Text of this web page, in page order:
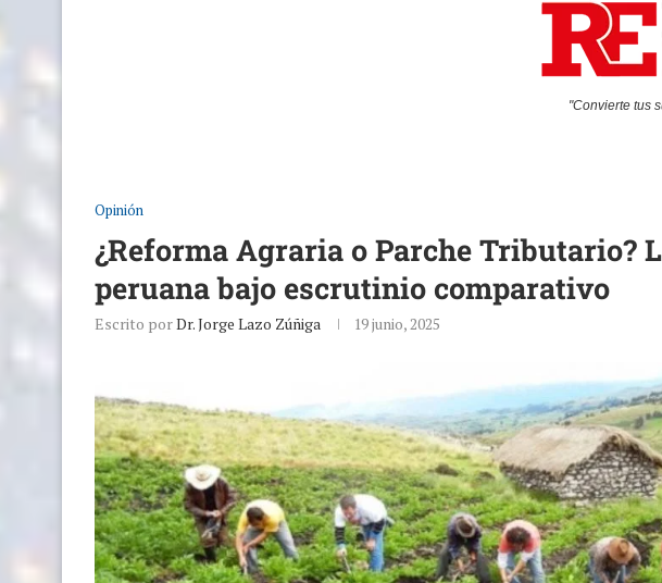
"Convierte tus
Opinión
¿Reforma Agraria o Parche Tributario?
peruana bajo escrutinio comparativo
Escrito porDr. Jorge Lazo Zúñiga 19 junio, 2025